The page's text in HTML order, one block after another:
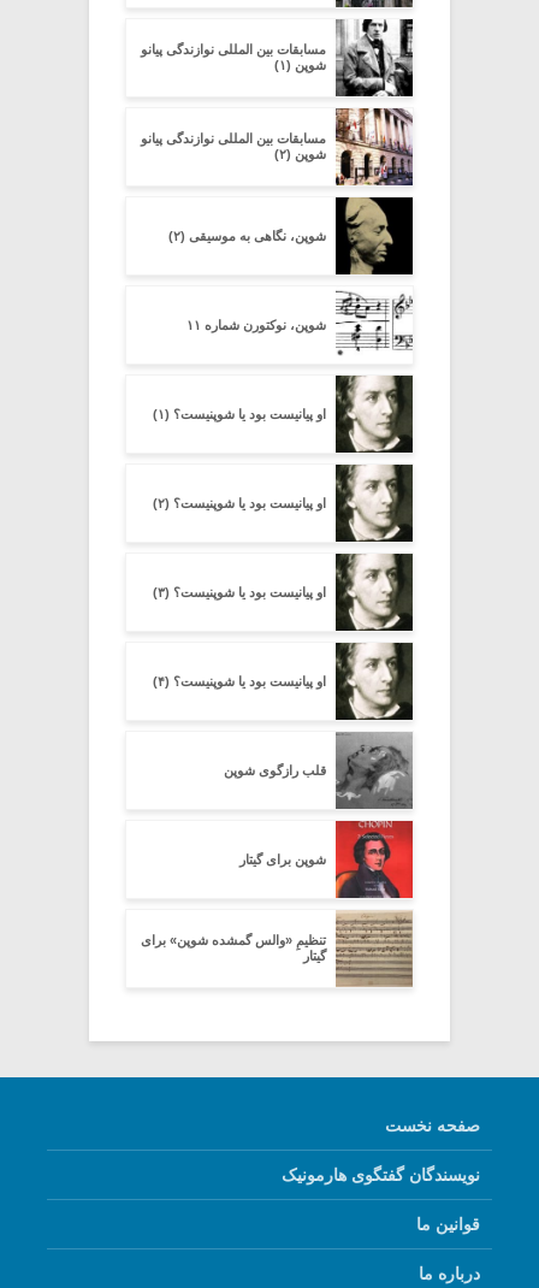
مسابقات بین المللی نوازندگی پیانو
شوپن (۱)
مسابقات بین المللی نوازندگی پیانو
شوپن (۲)
شوپن، نگاهی به موسیقی (۲)
شوپن، نوکتورن شماره ۱۱
او پیانیست بود یا شوپنیست؟ (۱)
او پیانیست بود یا شوپنیست؟ (۲)
او پیانیست بود یا شوپنیست؟ (۳)
او پیانیست بود یا شوپنیست؟ (۴)
قلب رازگوی شوپن
شوپن برای گیتار
تنظیمِ «والس گمشده شوپن» برای
گیتار
صفحه نخست
نویسندگان گفتگوی هارمونیک
قوانین ما
درباره ما